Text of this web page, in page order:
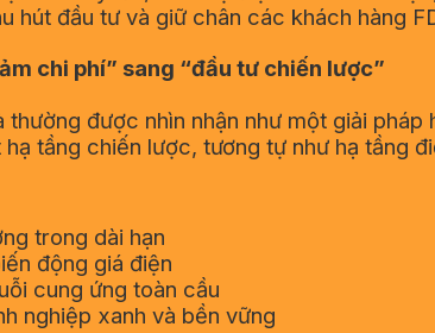
hút đầu tư và giữ chân các khách hàng
chi phí” sang “đầu tư chiến lược”
được nhìn nhận như một giải
tầng chiến lược, tương tự như hạ tầng
trong dài hạn
động giá điện
cung ứng toàn cầu
nghiệp xanh và bền vững